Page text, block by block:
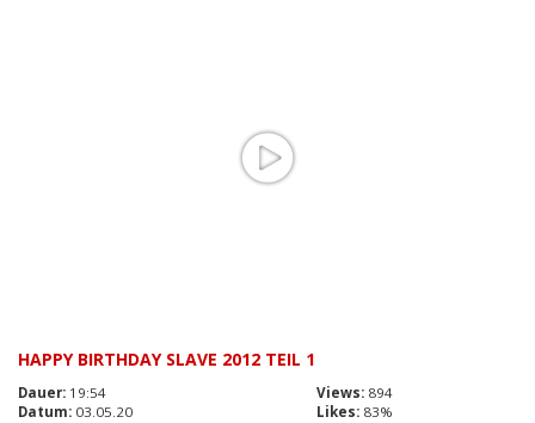
HAPPY BIRTHDAY SLAVE 2012 TEIL 1
Dauer: 19:54 Views: 894
Datum: 03.05.20 Likes: 83%